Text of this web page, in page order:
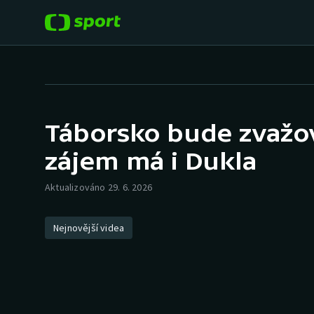
Hokej
Tenis
Cyklistika
Baseball a softbal
Basketbal
Táborsko bude
zájem má i Dukla
Aktualizováno 29. 6. 2026
Nejnovější videa